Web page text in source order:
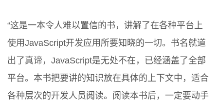
“这是一本令人难以置信的书，讲解了在各种平台上
使用JavaScript开发应用所要知晓的一切。书名就道
出了真谛，JavaScript是无处不在，已经涵盖了全部
平台。本书把要讲的知识放在具体的上下文中，适合
各种层次的开发人员阅读。阅读本书后，一定要动手